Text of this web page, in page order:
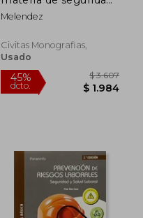
social
Melendez
Civitas Monografias,
Usado